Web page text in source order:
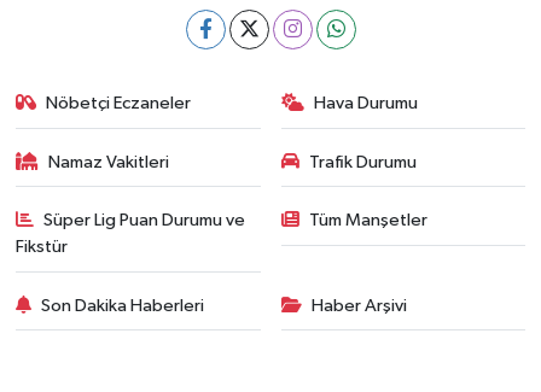
Nöbetçi Eczaneler Hava Durumu
Namaz Vakitleri Trafik Durumu
Süper Lig Puan Durumu ve
Fikstür
Tüm Manşetler
Son Dakika Haberleri Haber Arşivi